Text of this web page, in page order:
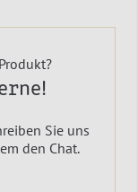
Sie uns
den Chat.